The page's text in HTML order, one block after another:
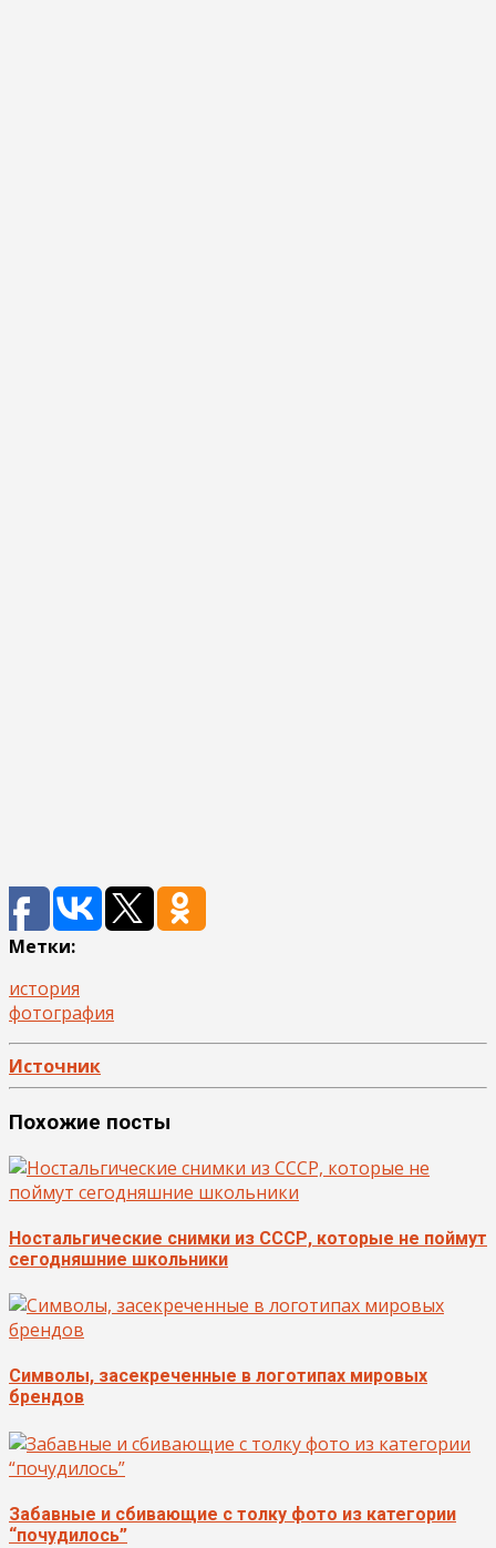
Метки:
история
фотография
Источник
Похожие посты
Ностальгические снимки из СССР, которые не поймут
сегодняшние школьники
Символы, засекреченные в логотипах мировых
брендов
Забавные и сбивающие с толку фото из категории
“почудилось”